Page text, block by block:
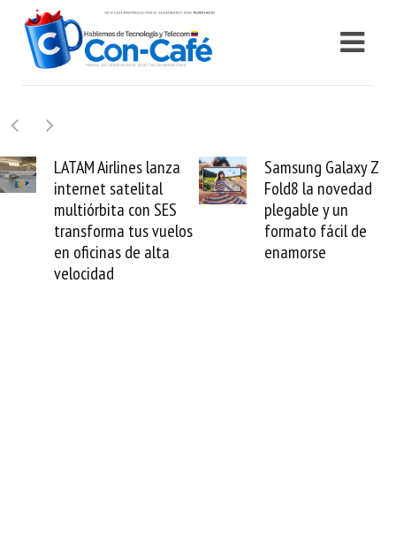
Samsung Galaxy Z
Fold8 la novedad
plegable y un
formato fácil de
enamorse
Cashea levanta 100
millones de dólares y
valida el crédito del
venezolano ante el
mundo